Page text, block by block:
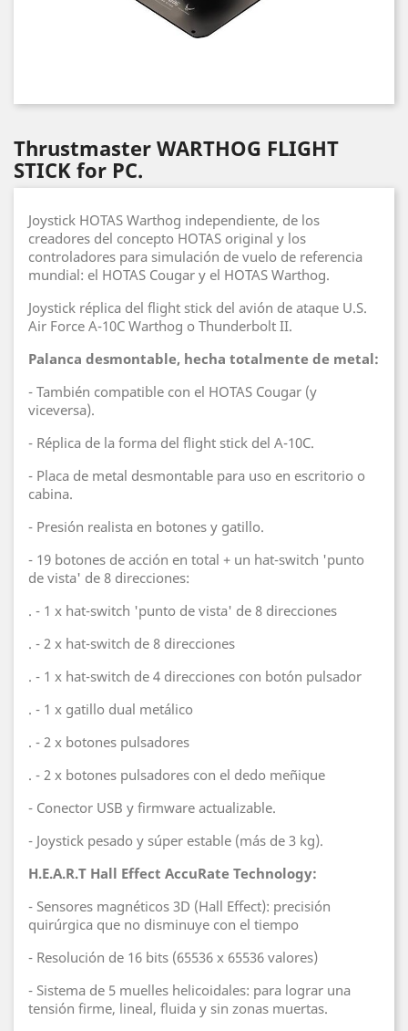
Thrustmaster WARTHOG FLIGHT
STICK for PC.
Joystick HOTAS Warthog independiente, de los
creadores del concepto HOTAS original y los
controladores para simulación de vuelo de referencia
mundial: el HOTAS Cougar y el HOTAS Warthog.
Joystick réplica del flight stick del avión de ataque U.S.
Air Force A-10C Warthog o Thunderbolt II.
Palanca desmontable, hecha totalmente de metal:
- También compatible con el HOTAS Cougar (y
viceversa).
- Réplica de la forma del flight stick del A-10C.
- Placa de metal desmontable para uso en escritorio o
cabina.
- Presión realista en botones y gatillo.
- 19 botones de acción en total + un hat-switch 'punto
de vista' de 8 direcciones:
. - 1 x hat-switch 'punto de vista' de 8 direcciones
. - 2 x hat-switch de 8 direcciones
. - 1 x hat-switch de 4 direcciones con botón pulsador
. - 1 x gatillo dual metálico
. - 2 x botones pulsadores
. - 2 x botones pulsadores con el dedo meñique
- Conector USB y firmware actualizable.
- Joystick pesado y súper estable (más de 3 kg).
H.E.A.R.T Hall Effect AccuRate Technology:
- Sensores magnéticos 3D (Hall Effect): precisión
quirúrgica que no disminuye con el tiempo
- Resolución de 16 bits (65536 x 65536 valores)
- Sistema de 5 muelles helicoidales: para lograr una
tensión firme, lineal, fluida y sin zonas muertas.